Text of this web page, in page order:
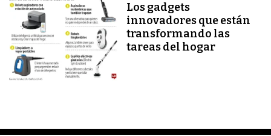
Los gadgets
innovadores que están
transformando las
tareas del hogar